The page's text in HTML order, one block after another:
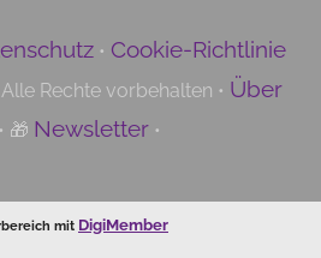
• Cookie-Richtlinie
Rechte vorbehalten • Über
• 🎁 Newsletter •
mit DigiMember